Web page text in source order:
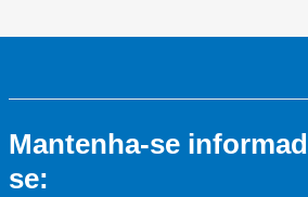
Mantenha-se
se: